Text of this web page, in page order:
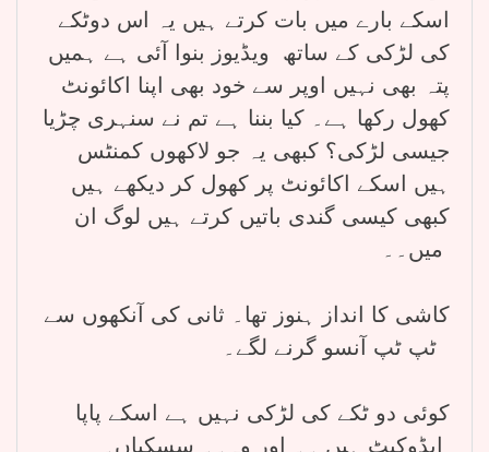
اسکے بارے میں بات کرتے ہیں یہ اس دوٹکے
کی لڑکی کے ساتھ ویڈیوز بنوا آئی ہے ہمیں
پتہ بھی نہیں اوپر سے خود بھی اپنا اکائونٹ
کھول رکھا ہے۔ کیا بننا ہے تم نے سنہری چڑیا
جیسی لڑکی؟ کبھی یہ جو لاکھوں کمنٹس
ہیں اسکے اکائونٹ پر کھول کر دیکھے ہیں
کبھی کیسی گندی باتیں کرتے ہیں لوگ ان
کاشی کا انداز ہنوز تھا۔ ثانی کی آنکھوں سے
کوئی دو ٹکے کی لڑکی نہیں ہے اسکے پاپا